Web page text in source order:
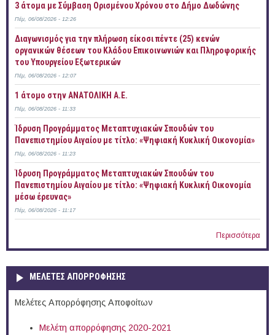
3 άτομα με Σύμβαση Ορισμένου Χρόνου στο Δήμο Δωδώνης
Πέμ, 06/08/2026 - 12:26
Διαγωνισμός για την πλήρωση είκοσι πέντε (25) κενών
οργανικών θέσεων του Κλάδου Επικοινωνιών και Πληροφορικής
του Υπουργείου Εξωτερικών
Πέμ, 06/08/2026 - 12:07
1 άτομο στην ΑΝΑΤΟΛΙΚΗ Α.Ε.
Πέμ, 06/08/2026 - 11:33
Ίδρυση Προγράμματος Μεταπτυχιακών Σπουδών του
Πανεπιστημίου Αιγαίου με τίτλο: «Ψηφιακή Κυκλική Οικονομία»
Πέμ, 06/08/2026 - 11:23
Ίδρυση Προγράμματος Μεταπτυχιακών Σπουδών του
Πανεπιστημίου Αιγαίου με τίτλο: «Ψηφιακή Κυκλική Οικονομία
μέσω έρευνας»
Πέμ, 06/08/2026 - 11:17
Περισσότερα
ΜΕΛΕΤΕΣ ΑΠΟΡΡΟΦΗΣΗΣ
Μελέτες Απορρόφησης Αποφοίτων
Μελέτη απορρόφησης 2020-2021